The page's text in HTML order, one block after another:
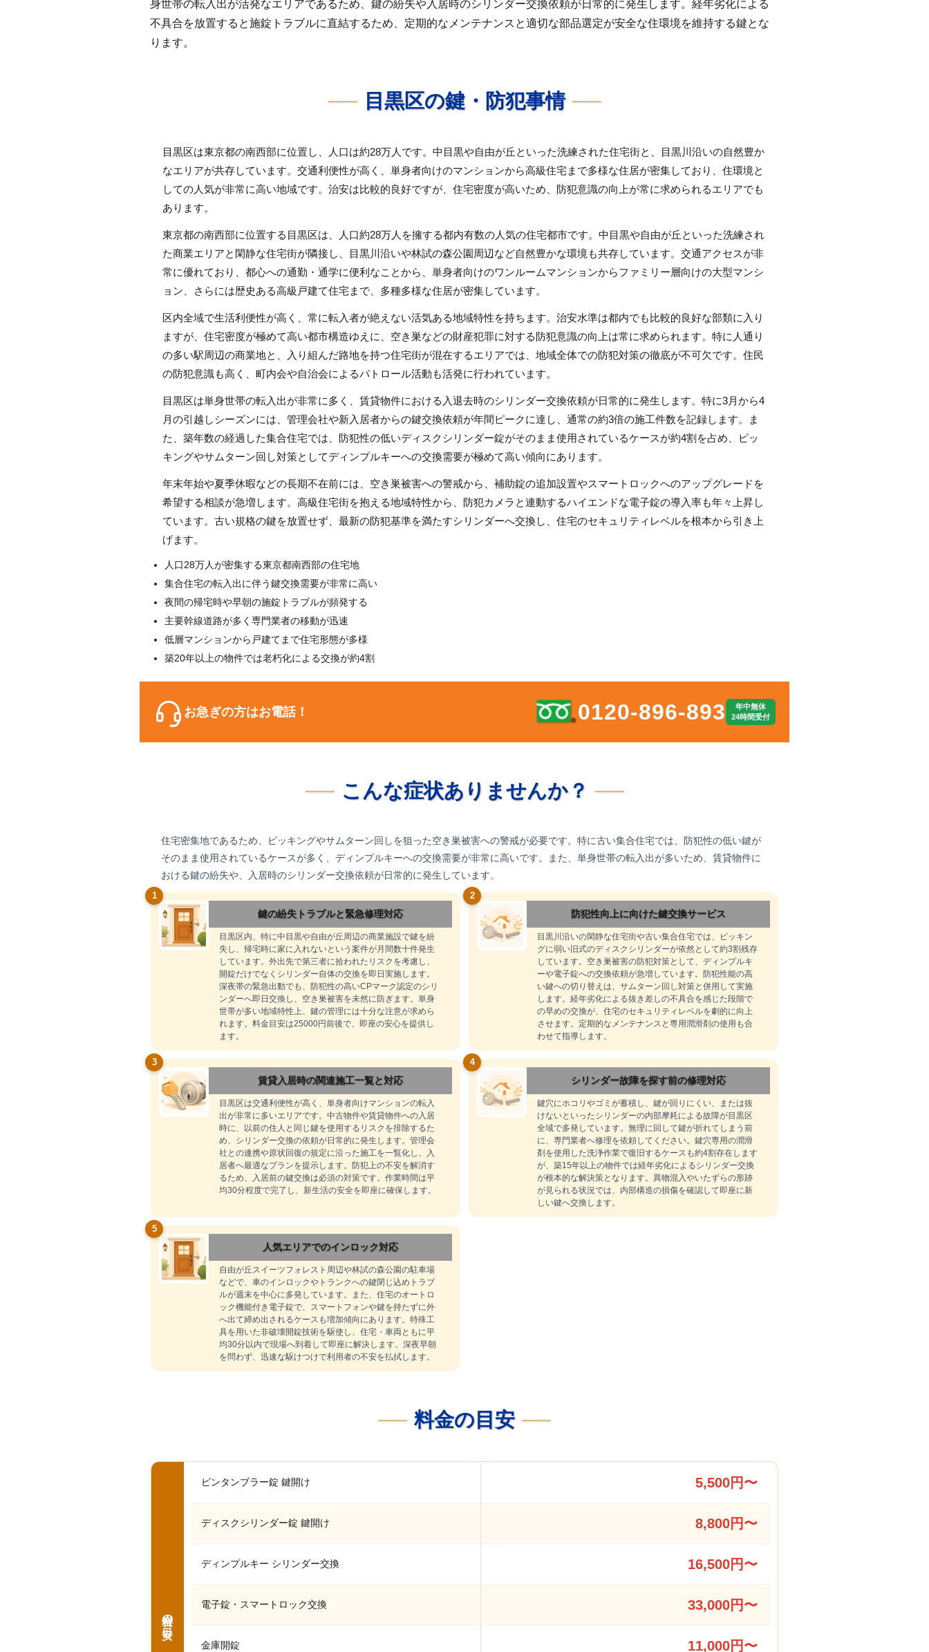
身世帯の転入出が活発なエリアであるため、鍵の紛失や入居時のシリンダー交換依頼が日常的に発生します。経年劣化による
不具合を放置すると施錠トラブルに直結するため、定期的なメンテナンスと適切な部品選定が安全な住環境を維持する鍵とな
ります。
目黒区の鍵・防犯事情
目黒区は東京都の南西部に位置し、人口は約28万人です。中目黒や自由が丘といった洗練された住宅街と、目黒川沿いの自然豊か
なエリアが共存しています。交通利便性が高く、単身者向けのマンションから高級住宅まで多様な住居が密集しており、住環境と
しての人気が非常に高い地域です。治安は比較的良好ですが、住宅密度が高いため、防犯意識の向上が常に求められるエリアでも
あります。
東京都の南西部に位置する目黒区は、人口約28万人を擁する都内有数の人気の住宅都市です。中目黒や自由が丘といった洗練され
た商業エリアと閑静な住宅街が隣接し、目黒川沿いや林試の森公園周辺など自然豊かな環境も共存しています。交通アクセスが非
常に優れており、都心への通勤・通学に便利なことから、単身者向けのワンルームマンションからファミリー層向けの大型マンシ
ョン、さらには歴史ある高級戸建て住宅まで、多種多様な住居が密集しています。
区内全域で生活利便性が高く、常に転入者が絶えない活気ある地域特性を持ちます。治安水準は都内でも比較的良好な部類に入り
ますが、住宅密度が極めて高い都市構造ゆえに、空き巣などの財産犯罪に対する防犯意識の向上は常に求められます。特に人通り
の多い駅周辺の商業地と、入り組んだ路地を持つ住宅街が混在するエリアでは、地域全体での防犯対策の徹底が不可欠です。住民
の防犯意識も高く、町内会や自治会によるパトロール活動も活発に行われています。
目黒区は単身世帯の転入出が非常に多く、賃貸物件における入退去時のシリンダー交換依頼が日常的に発生します。特に3月から4
月の引越しシーズンには、管理会社や新入居者からの鍵交換依頼が年間ピークに達し、通常の約3倍の施工件数を記録します。ま
た、築年数の経過した集合住宅では、防犯性の低いディスクシリンダー錠がそのまま使用されているケースが約4割を占め、ピッ
キングやサムターン回し対策としてディンプルキーへの交換需要が極めて高い傾向にあります。
年末年始や夏季休暇などの長期不在前には、空き巣被害への警戒から、補助錠の追加設置やスマートロックへのアップグレードを
希望する相談が急増します。高級住宅街を抱える地域特性から、防犯カメラと連動するハイエンドな電子錠の導入率も年々上昇し
ています。古い規格の鍵を放置せず、最新の防犯基準を満たすシリンダーへ交換し、住宅のセキュリティレベルを根本から引き上
げます。
人口28万人が密集する東京都南西部の住宅地
集合住宅の転入出に伴う鍵交換需要が非常に高い
夜間の帰宅時や早朝の施錠トラブルが頻発する
主要幹線道路が多く専門業者の移動が迅速
低層マンションから戸建てまで住宅形態が多様
築20年以上の物件では老朽化による交換が約4割
お急ぎの方はお電話！ 0120-896-893
年中無休
24時間受付
こんな症状ありませんか？
住宅密集地であるため、ピッキングやサムターン回しを狙った空き巣被害への警戒が必要です。特に古い集合住宅では、防犯性の低い鍵が
そのまま使用されているケースが多く、ディンプルキーへの交換需要が非常に高いです。また、単身世帯の転入出が多いため、賃貸物件に
おける鍵の紛失や、入居時のシリンダー交換依頼が日常的に発生しています。
1
鍵の紛失トラブルと緊急修理対応
目黒区内、特に中目黒や自由が丘周辺の商業施設で鍵を紛
失し、帰宅時に家に入れないという案件が月間数十件発生
しています。外出先で第三者に拾われたリスクを考慮し、
開錠だけでなくシリンダー自体の交換を即日実施します。
深夜帯の緊急出動でも、防犯性の高いCPマーク認定のシリ
ンダーへ即日交換し、空き巣被害を未然に防ぎます。単身
世帯が多い地域特性上、鍵の管理には十分な注意が求めら
れます。料金目安は25000円前後で、即座の安心を提供し
ます。
2
防犯性向上に向けた鍵交換サービス
目黒川沿いの閑静な住宅街や古い集合住宅では、ピッキン
グに弱い旧式のディスクシリンダーが依然として約3割残存
しています。空き巣被害の防犯対策として、ディンプルキ
ーや電子錠への交換依頼が急増しています。防犯性能の高
い鍵への切り替えは、サムターン回し対策と併用して実施
します。経年劣化による抜き差しの不具合を感じた段階で
の早めの交換が、住宅のセキュリティレベルを劇的に向上
させます。定期的なメンテナンスと専用潤滑剤の使用も合
わせて指導します。
3
賃貸入居時の関連施工一覧と対応
目黒区は交通利便性が高く、単身者向けマンションの転入
出が非常に多いエリアです。中古物件や賃貸物件への入居
時に、以前の住人と同じ鍵を使用するリスクを排除するた
め、シリンダー交換の依頼が日常的に発生します。管理会
社との連携や原状回復の規定に沿った施工を一覧化し、入
居者へ最適なプランを提示します。防犯上の不安を解消す
るため、入居前の鍵交換は必須の対策です。作業時間は平
均30分程度で完了し、新生活の安全を即座に確保します。
4
シリンダー故障を探す前の修理対応
鍵穴にホコリやゴミが蓄積し、鍵が回りにくい、または抜
けないといったシリンダーの内部摩耗による故障が目黒区
全域で多発しています。無理に回して鍵が折れてしまう前
に、専門業者へ修理を依頼してください。鍵穴専用の潤滑
剤を使用した洗浄作業で復旧するケースも約4割存在します
が、築15年以上の物件では経年劣化によるシリンダー交換
が根本的な解決策となります。異物混入やいたずらの形跡
が見られる状況では、内部構造の損傷を確認して即座に新
しい鍵へ交換します。
5
人気エリアでのインロック対応
自由が丘スイーツフォレスト周辺や林試の森公園の駐車場
などで、車のインロックやトランクへの鍵閉じ込めトラブ
ルが週末を中心に多発しています。また、住宅のオートロ
ック機能付き電子錠で、スマートフォンや鍵を持たずに外
へ出て締め出されるケースも増加傾向にあります。特殊工
具を用いた非破壊開錠技術を駆使し、住宅・車両ともに平
均30分以内で現場へ到着して即座に解決します。深夜早朝
を問わず、迅速な駆けつけで利用者の不安を払拭します。
料金の目安
料金の目安
ピンタンブラー錠 鍵開け 5,500円〜
ディスクシリンダー錠 鍵開け 8,800円〜
ディンプルキー シリンダー交換 16,500円〜
電子錠・スマートロック交換 33,000円〜
金庫開錠 11,000円〜